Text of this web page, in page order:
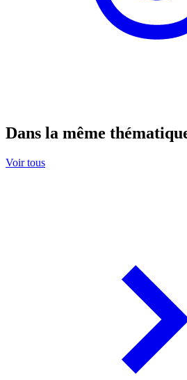
Dans la même
Voir tous